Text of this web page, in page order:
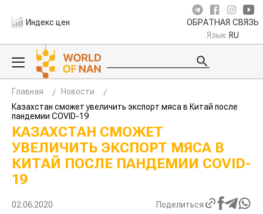
Индекс цен ОБРАТНАЯ СВЯЗЬ
Язык RU
Главная
Новости
Казахстан сможет увеличить экспорт мяса в Китай после
пандемии COVID-19
КАЗАХСТАН СМОЖЕТ
УВЕЛИЧИТЬ ЭКСПОРТ МЯСА В
КИТАЙ ПОСЛЕ ПАНДЕМИИ COVID-
19
02.06.2020 Поделиться